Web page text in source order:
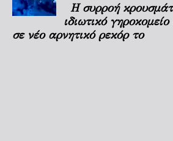
Η συρροή
ιδιωτικό γηροκομείο
σε νέο αρνητικό ρεκόρ το